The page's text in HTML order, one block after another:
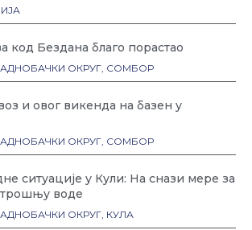
код Бездана благо порастао
ОКРУГ, СОМБОР
и овог викенда на базен у
ОКРУГ, СОМБОР
ситуације у Кули: На снази мере за
воде
ОКРУГ, КУЛА